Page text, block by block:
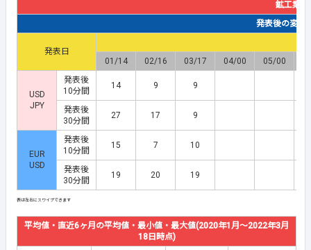
鉱工業生
発表後の変動
発表日
01/14
02/16 03/17 04/00 05/00
USD
JPY
発表後
10分間
14 9 9
発表後
30分間
27 17 9
EUR
USD
発表後
10分間
15 7 10
発表後
30分間
19 20 19
平均値・直近6ヶ月の平均値・最小値・最大値(2020年1月～2022年3月
18日時点)